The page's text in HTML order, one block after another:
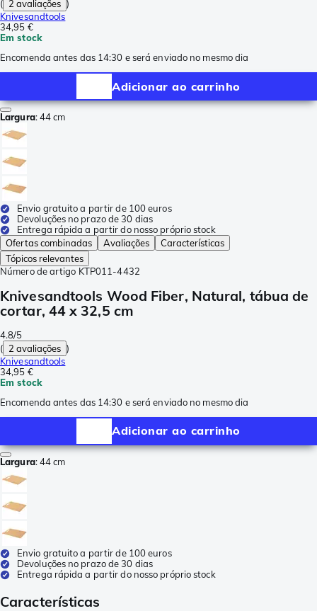
( 2 avaliações )
Knivesandtools
34,95 €
Em stock
Encomenda antes das 14:30 e será enviado no mesmo dia
Adicionar ao carrinho
Largura:44 cm
Envio gratuito a partir de 100 euros
Devoluções no prazo de 30 dias
Entrega rápida a partir do nosso próprio stock
Ofertas combinadas
Avaliações
Características
Tópicos relevantes
Número de artigo KTP011-4432
Knivesandtools Wood Fiber, Natural, tábua de
cortar, 44 x 32,5 cm
4.8/5
( 2 avaliações )
Knivesandtools
34,95 €
Em stock
Encomenda antes das 14:30 e será enviado no mesmo dia
Adicionar ao carrinho
Largura:44 cm
Envio gratuito a partir de 100 euros
Devoluções no prazo de 30 dias
Entrega rápida a partir do nosso próprio stock
Características